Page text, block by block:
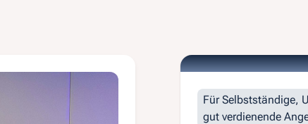
Für Selbstständige,
gut verdienende